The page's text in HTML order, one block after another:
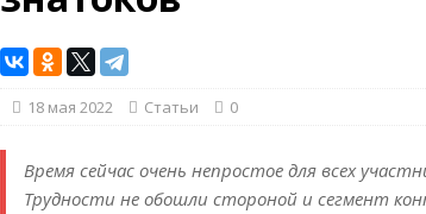
18 мая 2022 Статьи 0
Время сейчас очень непростое для всех
Трудности не обошли стороной и сегмент